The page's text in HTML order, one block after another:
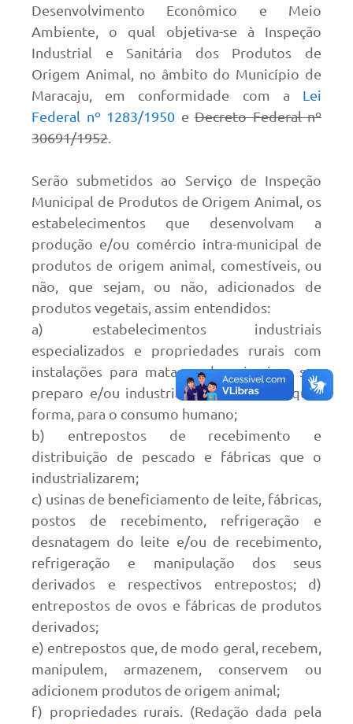
Desenvolvimento Econômico e Meio
Ambiente, o qual objetiva-se à Inspeção
Industrial e Sanitária dos Produtos de
Origem Animal, no âmbito do Município de
Maracaju, em conformidade com a Lei
Federal nº 1283/1950 e Decreto Federal nº
30691/1952.
Serão submetidos ao Serviço de Inspeção
Municipal de Produtos de Origem Animal, os
estabelecimentos que desenvolvam a
produção e/ou comércio intra-municipal de
produtos de origem animal, comestíveis, ou
não, que sejam, ou não, adicionados de
produtos vegetais, assim entendidos:
a) estabelecimentos industriais
especializados e propriedades rurais com
instalações para matança de animais e seu
preparo e/ou industrialização, sob qualquer
forma, para o consumo humano;
b) entrepostos de recebimento e
distribuição de pescado e fábricas que o
industrializarem;
c) usinas de beneficiamento de leite, fábricas,
postos de recebimento, refrigeração e
desnatagem do leite e/ou de recebimento,
refrigeração e manipulação dos seus
derivados e respectivos entrepostos; d)
entrepostos de ovos e fábricas de produtos
derivados;
e) entrepostos que, de modo geral, recebem,
manipulem, armazenem, conservem ou
adicionem produtos de origem animal;
f) propriedades rurais. (Redação dada pela